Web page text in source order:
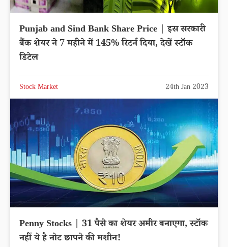
Punjab and Sind Bank Share Price | इस सरकारी
बैंक शेयर ने 7 महीने में 145% रिटर्न दिया, देखें स्टॉक
डिटेल
Stock Market 24th Jan 2023
Penny Stocks | 31 पैसे का शेयर अमीर बनाएगा, स्टॉक
नहीं ये है नोट छापने की मशीन!